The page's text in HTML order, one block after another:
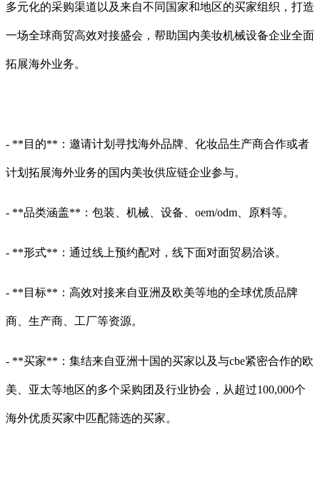
多元化的采购渠道以及来自不同国家和地区的买家组织，打造
一场全球商贸高效对接盛会，帮助国内美妆机械设备企业全面
拓展海外业务。
- **目的**：邀请计划寻找海外品牌、化妆品生产商合作或者
计划拓展海外业务的国内美妆供应链企业参与。
- **品类涵盖**：包装、机械、设备、oem/odm、原料等。
- **形式**：通过线上预约配对，线下面对面贸易洽谈。
- **目标**：高效对接来自亚洲及欧美等地的全球优质品牌
商、生产商、工厂等资源。
- **买家**：集结来自亚洲十国的买家以及与cbe紧密合作的欧
美、亚太等地区的多个采购团及行业协会，从超过100,000个
海外优质买家中匹配筛选的买家。